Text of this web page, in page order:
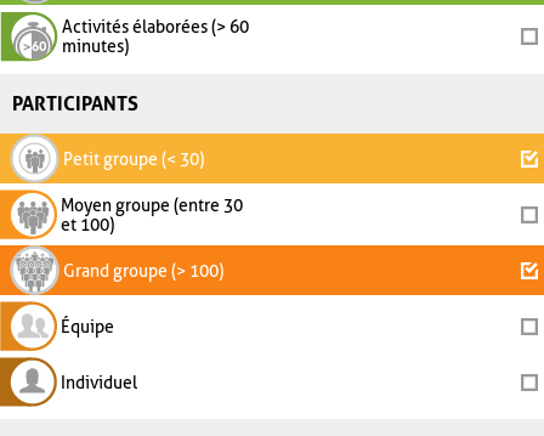
Activités élaborées (> 60
minutes)
PARTICIPANTS
Petit groupe (< 30)
Moyen groupe (entre 30
et 100)
Grand groupe (> 100)
Équipe
Individuel